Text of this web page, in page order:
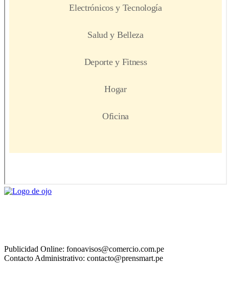
Publicidad Online: fonoavisos@comercio.com.pe
Contacto Administrativo: contacto@prensmart.pe